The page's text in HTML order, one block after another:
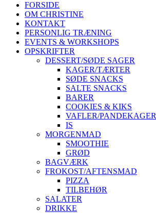
FORSIDE
OM CHRISTINE
KONTAKT
PERSONLIG TRÆNING
EVENTS & WORKSHOPS
OPSKRIFTER
DESSERT/SØDE SAGER
KAGER/TÆRTER
SØDE SNACKS
SALTE SNACKS
BARER
COOKIES & KIKS
VAFLER/PANDEKAGER
IS
MORGENMAD
SMOOTHIE
GRØD
BAGVÆRK
FROKOST/AFTENSMAD
PIZZA
TILBEHØR
SALATER
DRIKKE